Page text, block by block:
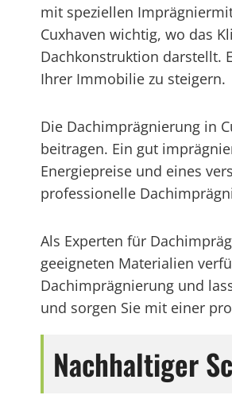
mit speziellen
Cuxhaven wichtig, wo das
Dachkonstruktion darstellt.
Ihrer Immobilie zu steigern.
Die Dachimprägnierung in
beitragen. Ein gut
Energiepreise und eines
professionelle
Als Experten für
geeigneten Materialien
Dachimprägnierung und
und sorgen Sie mit einer
Nachhaltiger